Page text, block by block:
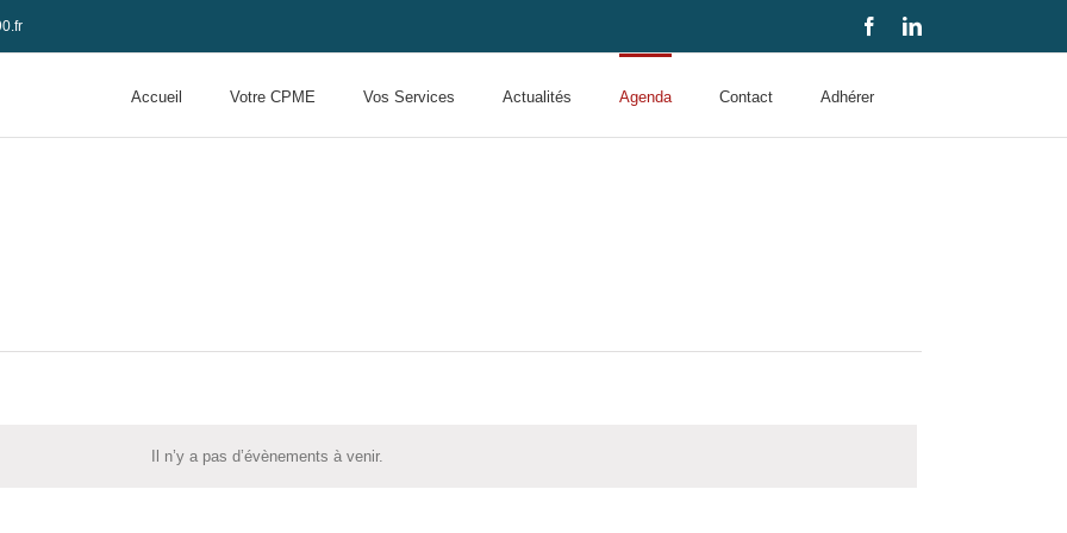
FacebookLinkedIn
Accueil Votre CPME Vos Services Actualités Agenda Contact Adhérer
Notice
Il n’y a pas d’évènements à venir.